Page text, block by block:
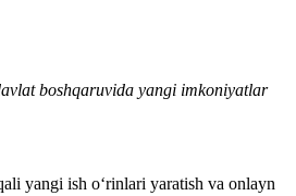
boshqaruvida yangi imkoniyatlar
yangi ish o‘rinlari yaratish va onlayn